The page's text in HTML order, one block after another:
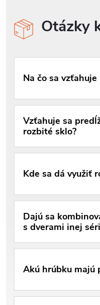
Otázky
Na čo sa
Vzťahuje sa
rozbité sklo?
Kde sa dá využiť
Dajú sa
s dverami inej
Akú hrúbku majú